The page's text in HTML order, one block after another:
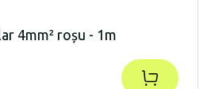
4mm² roșu - 1m